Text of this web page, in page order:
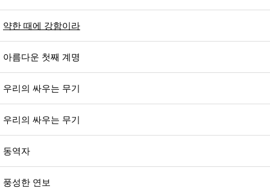
약한 때에 강함이라
아름다운 첫째 계명
우리의 싸우는 무기
우리의 싸우는 무기
동역자
풍성한 연보